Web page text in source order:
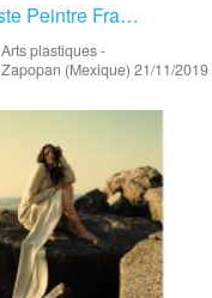
Artiste Peintre Franco/Mexicain Cherche Résidence – Arts Plastiques
Arts plastiques-
Zapopan (Mexique) 21/11/2019